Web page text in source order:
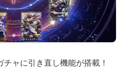
ャに引き直し機能が搭載！